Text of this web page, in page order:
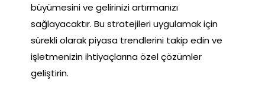
büyümesini ve gelirinizi artırmanızı
sağlayacaktır. Bu stratejileri uygulamak için
sürekli olarak piyasa trendlerini takip edin ve
işletmenizin ihtiyaçlarına özel çözümler
geliştirin.